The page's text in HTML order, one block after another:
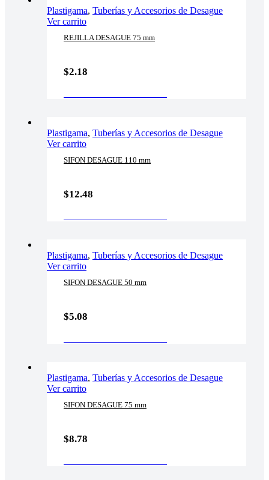
Plastigama, Tuberías y Accesorios de Desague
Ver carrito
REJILLA DESAGUE 75 mm
$2.18
Plastigama, Tuberías y Accesorios de Desague
Ver carrito
SIFON DESAGUE 110 mm
$12.48
Plastigama, Tuberías y Accesorios de Desague
Ver carrito
SIFON DESAGUE 50 mm
$5.08
Plastigama, Tuberías y Accesorios de Desague
Ver carrito
SIFON DESAGUE 75 mm
$8.78